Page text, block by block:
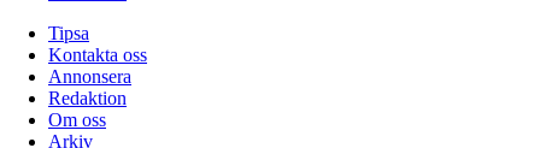
Tipsa
Kontakta oss
Annonsera
Redaktion
Om oss
Arkiv